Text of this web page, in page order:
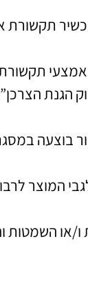
תקשורת
אמצעי
לגרוע מהוראות חוק הגנת
בוצעה
המוצר
ו/או